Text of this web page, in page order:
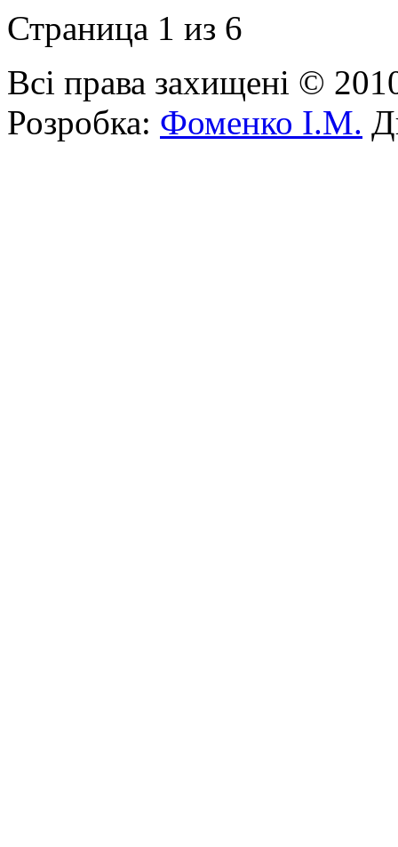
Страница 1 из 6
Всі права захищені ©
Розробка: Фоменко І.М.